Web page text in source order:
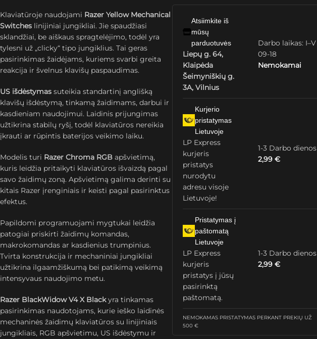
Klaviatūroje naudojami Razer Yellow Mechanical
Switches linijiniai jungikliai. Jie spaudžiasi
sklandžiai, be aiškaus spragtelėjimo, todėl yra
tylesni už „clicky“ tipo jungiklius. Tai geras
pasirinkimas žaidėjams, kuriems svarbi greita
reakcija ir švelnus klavišų paspaudimas.
US išdėstymas suteikia standartinį anglišką
klavišų išdėstymą, tinkamą žaidimams, darbui ir
kasdieniam naudojimui. Laidinis prijungimas
užtikrina stabilų ryšį, todėl klaviatūros nereikia
įkrauti ar rūpintis baterijos veikimo laiku.
Modelis turi Razer Chroma RGB apšvietimą,
kuris leidžia pritaikyti klaviatūros išvaizdą pagal
savo žaidimų zoną. Apšvietimą galima derinti su
kitais Razer įrenginiais ir keisti pagal pasirinktus
efektus.
Papildomi programuojami mygtukai leidžia
patogiai priskirti žaidimų komandas,
makrokomandas ar kasdienius trumpinius.
Tvirta konstrukcija ir mechaniniai jungikliai
užtikrina ilgaamžiškumą bei patikimą veikimą
intensyvaus naudojimo metu.
Razer BlackWidow V4 X Blackyra tinkamas
pasirinkimas naudotojams, kurie ieško laidinės
mechaninės žaidimų klaviatūros su linijiniais
jungikliais, RGB apšvietimu, US išdėstymu ir
Atsiimkite iš
mūsų
parduotuvės
Liepų g. 64,
Klaipėda
Šeimyniškių g.
3A, Vilnius
Darbo laikas: I–V
09-18
Nemokamai
Kurjerio
pristatymas
Lietuvoje
LP Express
kurjeris
pristatys
nurodytu
adresu visoje
Lietuvoje!
1-3 Darbo dienos
2,99€
Pristatymas į
paštomatą
Lietuvoje
LP Express
kurjeris
pristatys į jūsų
pasirinktą
paštomatą.
1-3 Darbo dienos
2,99€
NEMOKAMAS PRISTATYMAS PERKANT PREKIŲ UŽ
500 €